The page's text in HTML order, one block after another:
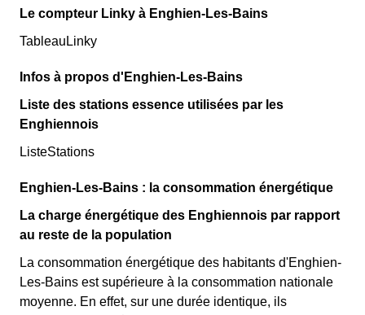
Le compteur Linky à Enghien-Les-Bains
TableauLinky
Infos à propos d'Enghien-Les-Bains
Liste des stations essence utilisées par les
Enghiennois
ListeStations
Enghien-Les-Bains : la consommation énergétique
La charge énergétique des Enghiennois par rapport
au reste de la population
La consommation énergétique des habitants d'Enghien-
Les-Bains est supérieure à la consommation nationale
moyenne. En effet, sur une durée identique, ils